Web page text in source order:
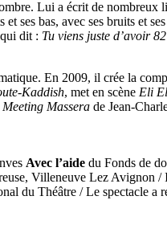
Lui a écrit de nombreux
ses bas, avec ses bruits et
dit : Tu viens juste d’avoir
En 2009, il crée la
Kaddish, met en scène Eli
Meeting Massera de Jean-
Avec l’aide du Fonds de
Villeneuve Lez Avignon
du Théâtre / Le spectacle a